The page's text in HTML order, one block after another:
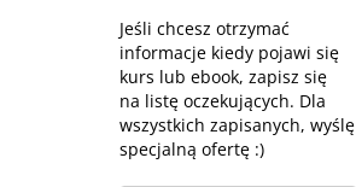
Jeśli chcesz otrzymać
informacje kiedy pojawi się
kurs lub ebook, zapisz się
na listę oczekujących. Dla
wszystkich zapisanych, wyślę
specjalną ofertę :)